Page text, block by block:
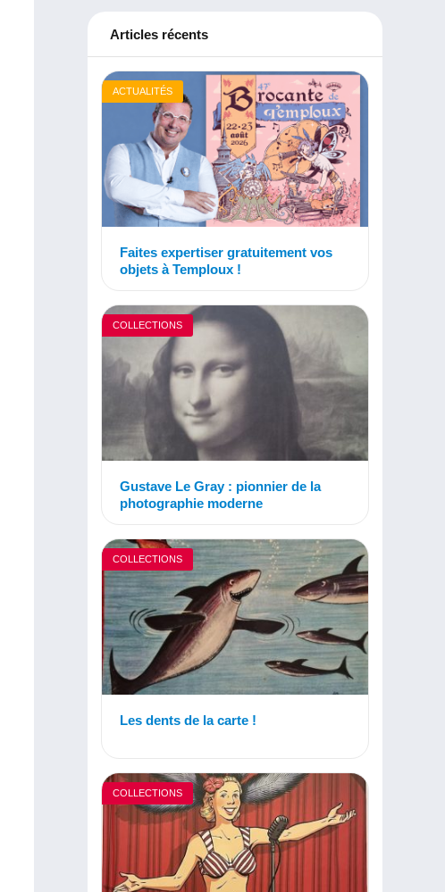
Articles récents
ACTUALITÉS
Faites expertiser gratuitement vos
objets à Temploux !
COLLECTIONS
Gustave Le Gray : pionnier de la
photographie moderne
COLLECTIONS
Les dents de la carte !
COLLECTIONS